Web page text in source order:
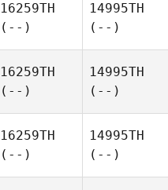
16259TH
(--)
14995TH
(--)
16259TH
(--)
14995TH
(--)
16259TH
(--)
14995TH
(--)